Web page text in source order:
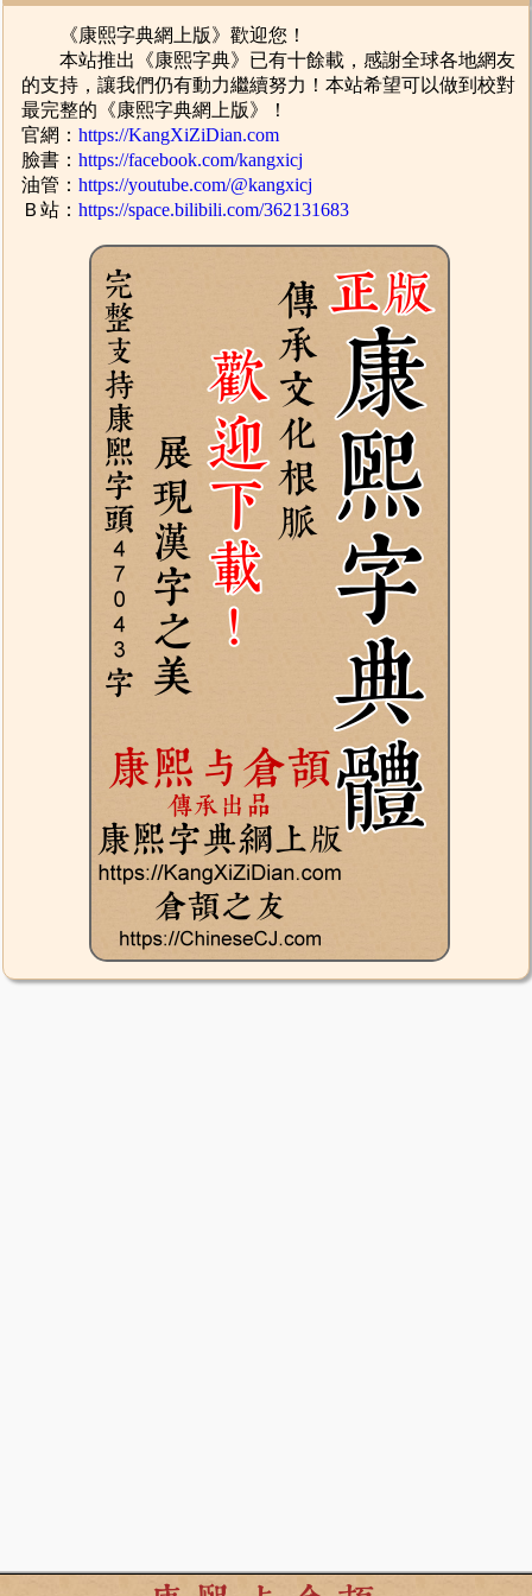
《康熙字典網上版》歡迎您！
本站推出《康熙字典》已有十餘載，感謝全球各地網友
的支持，讓我們仍有動力繼續努力！本站希望可以做到校對
最完整的《康熙字典網上版》！
官網：https://KangXiZiDian.com
臉書：https://facebook.com/kangxicj
油管：https://youtube.com/@kangxicj
Ｂ站：https://space.bilibili.com/362131683